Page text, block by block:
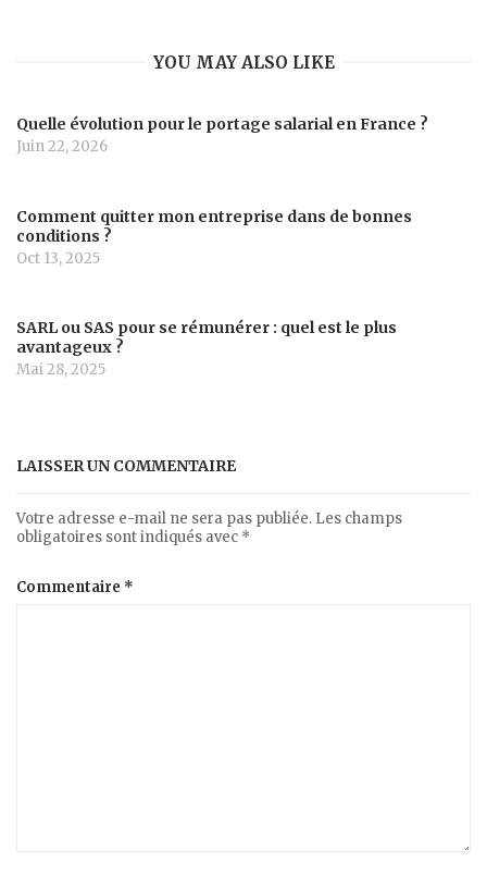
YOU MAY ALSO LIKE
Quelle évolution pour le portage salarial en France ?
Juin 22, 2026
Comment quitter mon entreprise dans de bonnes
conditions ?
Oct 13, 2025
SARL ou SAS pour se rémunérer : quel est le plus
avantageux ?
Mai 28, 2025
LAISSER UN COMMENTAIRE
Votre adresse e-mail ne sera pas publiée. Les champs
obligatoires sont indiqués avec *
Commentaire *